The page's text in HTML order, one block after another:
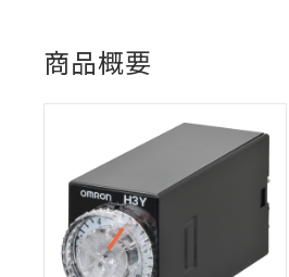
商品概要